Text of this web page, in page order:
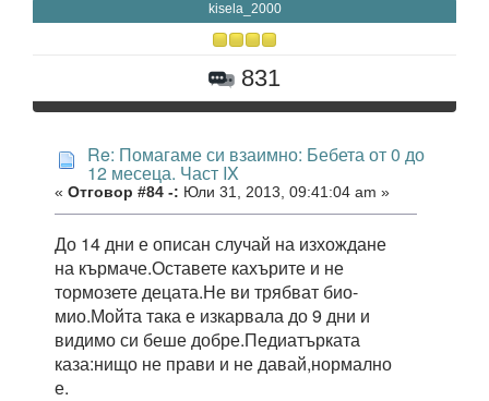
kisela_2000
831
Re: Помагаме си взаимно: Бебета от 0 до
12 месеца. Част IX
« Отговор #84 -: Юли 31, 2013, 09:41:04 am »
До 14 дни е описан случай на изхождане
на кърмаче.Оставете кахърите и не
тормозете децата.Не ви трябват био-
мио.Мойта така е изкарвала до 9 дни и
видимо си беше добре.Педиатърката
каза:нищо не прави и не давай,нормално
е.